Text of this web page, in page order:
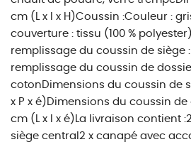
cm (L x l x H)Coussin :Couleur :
couverture : tissu (100 %
remplissage du coussin de siège
remplissage du coussin de
cotonDimensions du coussin de
x P x é)Dimensions du coussin de
cm (L x l x é)La livraison contient
siège central2 x canapé avec